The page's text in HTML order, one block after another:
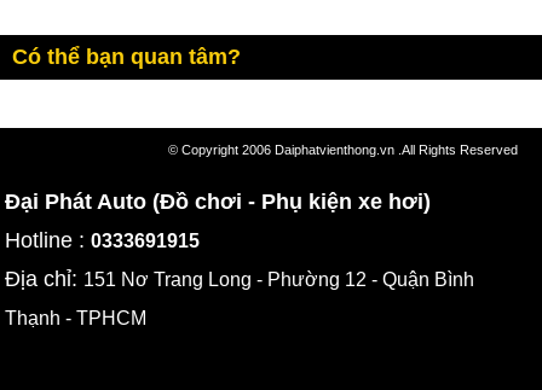
Có thể bạn quan tâm?
© Copyright 2006 Daiphatvienthong.vn .All Rights Reserved
Đại Phát Auto (Đồ chơi - Phụ kiện xe hơi)
Hotline :0333691915
Địa chỉ: 151 Nơ Trang Long - Phường 12 - Quận Bình
Thạnh - TPHCM